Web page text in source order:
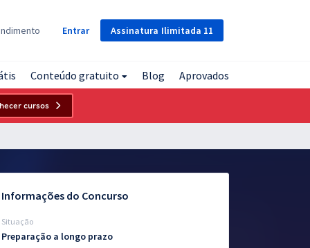
Assinatura Ilimitada 11
Entrar
Conteúdo gratuito Blog Aprovados
cursos
Informações do Concurso
Situação
Preparação a longo prazo